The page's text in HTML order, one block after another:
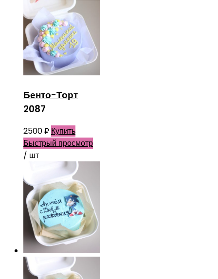
Бенто-Торт
2087
2500₽ Купить
Быстрый просмотр
/ шт